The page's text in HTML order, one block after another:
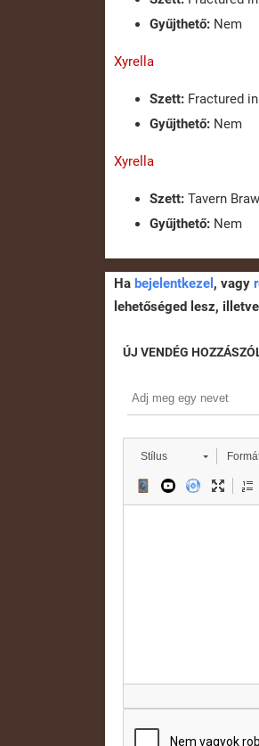
Gyűjthető: Nem
Xyrella
Szett: Fractured
Gyűjthető: Nem
Xyrella
Szett: Tavern Brawl
Gyűjthető: Nem
Ha bejelentkezel , vagy
lehetőséged lesz,
ÚJ VENDÉG
Stílus